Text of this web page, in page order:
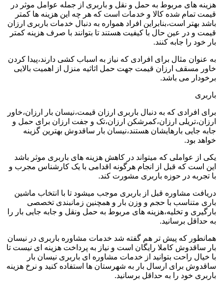
هزینه های مربوط به حمل و نقل و باربری از جمله عوامل موثر در
قیمت تمام شده کالا و خدمات است که هر چه این هزینه ها کمتر
باشد بهتر است،بنابراین افراد همواره به دنبال خدمات باربری ارزان
قیمت و در عین حال با کیفیت هستند تا بتوانند با صرف هزینه کمتر
بار خود را جابه کنند.
به عنوان مثال برای افرادی که نیاز به اسباب کشی دارند،پیدا کردن
خاور مسقف ارزان قیمت جهت حمل اثاثیه منزل از اهمیت بالایی
برخودار می باشد.
باربری
برای افرادی که به دنبال باربری ارزان قیمت،نیسان بار ارزان،خاور
ارزان،تریلی ارزان،کمرشکن ارزان،تک و جفت ارزان برای حمل و
جابه جایی بارهایشان هستند،نیسان بار ساقدوش بهترین گزینه
خواهد بود.
یکی از عواملی که میتواند در کاهش هزینه های باربری موثر باشد
این است که قبل از انجام هرگونه اقدامی با یک کارشناس مجرب و
با تجربه در حوزه باربری مشورت کند.
دریافت مشاوره قبل از باربری موجب میشود تا با انتخاب ماشین
باری متناسب با حجم و وزن بار و همچنین زمانبندی تخصصی
بارگیری و تخلیه،هزینه های مربوط به حمل ونقل و جابه جایی بار را
به حداقل برسانید.
همانطور که پیش تر هم گفته شد خدمات مشاوره باربری در نیسان
بار ساقدوش کاملا رایگان است و نیاز به پرداخت هزینه ای نیست تا
با خیال راحت بتوانید از خدمات مشاوره ای باربری نیسان بار
ساقدوش برای ارسال بار به شهرستان ها استفاده کنید و نرخ هزینه
باربری خود را به حداقل برسانید.